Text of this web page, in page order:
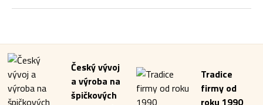
Český vývoj
a výroba na
špičkových
Tradice
firmy od